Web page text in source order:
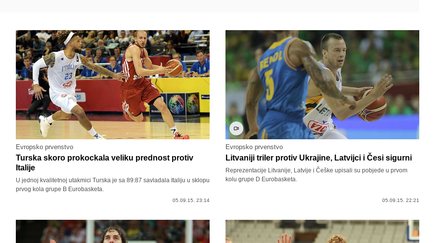
Evropsko prvenstvo
Turska skoro prokockala veliku prednost protiv
Italije
U jednoj kvalitetnoj utakmici Turska je sa 89:87 savladala Italiju u sklopu
prvog kola grupe B Eurobasketa.
05.09.15. 23:14
Evropsko prvenstvo
Litvaniji triler protiv Ukrajine, Latvijci i Česi sigurni
Reprezentacije Litvanije, Latvije i Češke upisali su pobjede u prvom
kolu grupe D Eurobasketa.
05.09.15. 22:21